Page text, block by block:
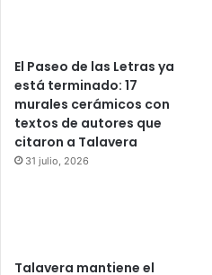
El Paseo de las Letras ya
está terminado: 17
murales cerámicos con
textos de autores que
citaron a Talavera
31 julio, 2026
Talavera mantiene el